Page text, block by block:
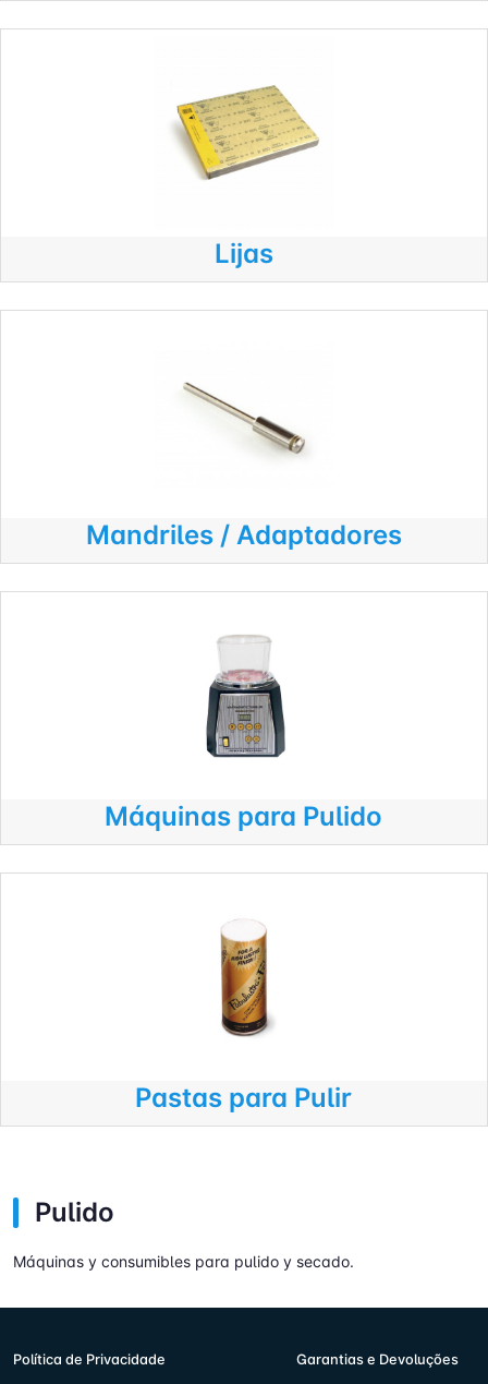
Lijas
Mandriles / Adaptadores
Máquinas para Pulido
Pastas para Pulir
Pulido
Máquinas y consumibles para pulido y secado.
Política de Privacidade Garantias e Devoluções